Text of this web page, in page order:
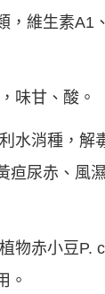
，維生素A1
味甘、酸。
水消種，解
疸尿赤、風
物赤小豆P.
。